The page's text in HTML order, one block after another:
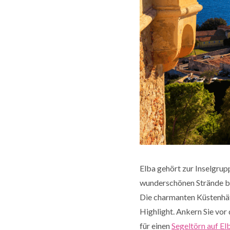
Elba gehört zur
wunderschönen Strände
Die charmanten
Highlight. Ankern Sie vor
für einenSegeltörn auf